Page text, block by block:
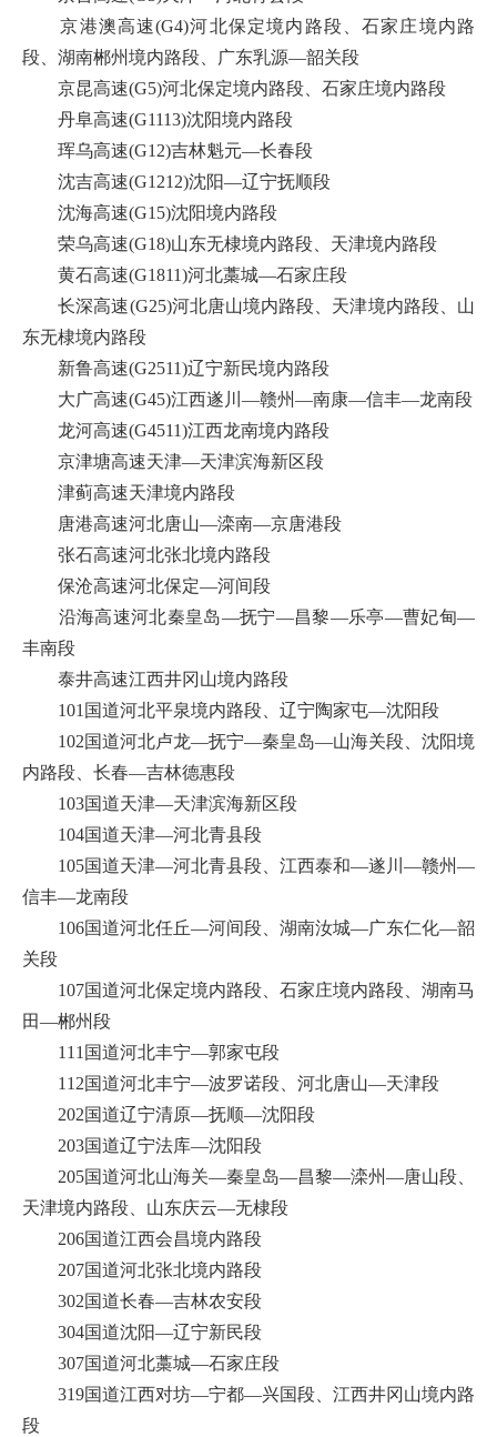
京港澳高速(G4)河北保定境内路段、石家庄境内路
段、湖南郴州境内路段、广东乳源—韶关段
京昆高速(G5)河北保定境内路段、石家庄境内路段
丹阜高速(G1113)沈阳境内路段
珲乌高速(G12)吉林魁元—长春段
沈吉高速(G1212)沈阳—辽宁抚顺段
沈海高速(G15)沈阳境内路段
荣乌高速(G18)山东无棣境内路段、天津境内路段
黄石高速(G1811)河北藁城—石家庄段
长深高速(G25)河北唐山境内路段、天津境内路段、山
东无棣境内路段
新鲁高速(G2511)辽宁新民境内路段
大广高速(G45)江西遂川—赣州—南康—信丰—龙南段
龙河高速(G4511)江西龙南境内路段
京津塘高速天津—天津滨海新区段
津蓟高速天津境内路段
唐港高速河北唐山—滦南—京唐港段
张石高速河北张北境内路段
保沧高速河北保定—河间段
沿海高速河北秦皇岛—抚宁—昌黎—乐亭—曹妃甸—
丰南段
泰井高速江西井冈山境内路段
101国道河北平泉境内路段、辽宁陶家屯—沈阳段
102国道河北卢龙—抚宁—秦皇岛—山海关段、沈阳境
内路段、长春—吉林德惠段
103国道天津—天津滨海新区段
104国道天津—河北青县段
105国道天津—河北青县段、江西泰和—遂川—赣州—
信丰—龙南段
106国道河北任丘—河间段、湖南汝城—广东仁化—韶
关段
107国道河北保定境内路段、石家庄境内路段、湖南马
田—郴州段
111国道河北丰宁—郭家屯段
112国道河北丰宁—波罗诺段、河北唐山—天津段
202国道辽宁清原—抚顺—沈阳段
203国道辽宁法库—沈阳段
205国道河北山海关—秦皇岛—昌黎—滦州—唐山段、
天津境内路段、山东庆云—无棣段
206国道江西会昌境内路段
207国道河北张北境内路段
302国道长春—吉林农安段
304国道沈阳—辽宁新民段
307国道河北藁城—石家庄段
319国道江西对坊—宁都—兴国段、江西井冈山境内路
段